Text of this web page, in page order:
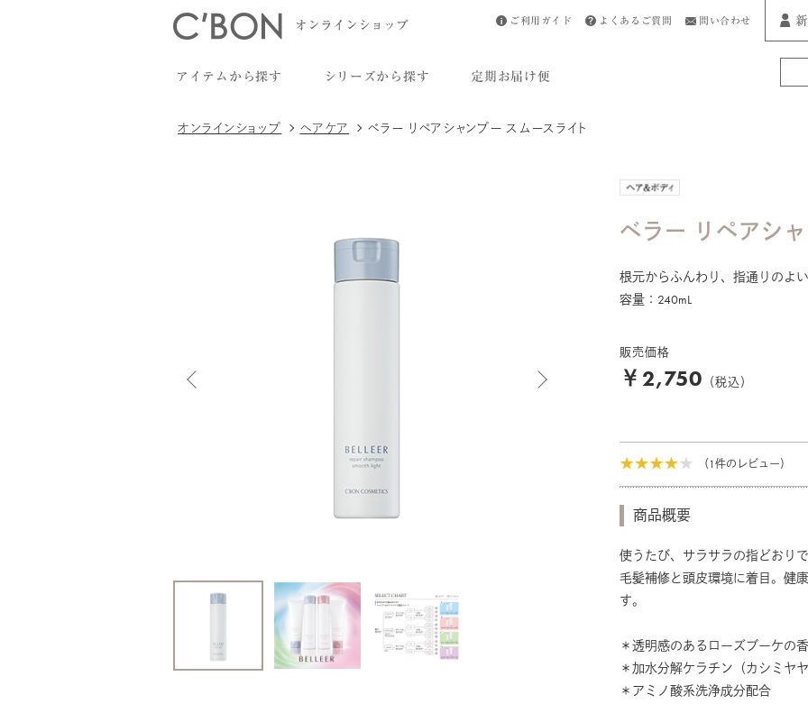
オンラインショップ ご利用ガイド よくあるご質問 問い合わせ
アイテムから探す シリーズから探す 定期お届け便
オンラインショップ ヘアケア ベラー リペアシャンプー スムースライト
ベラー リペアシ
根元からふんわり、指通りのよ
容量：240mL
販売価格
￥2,750 （税込）
（1件のレビュー）
商品概要
使うたび、サラサラの指どおり
毛髪補修と頭皮環境に着目。健
す。
＊透明感のあるローズブーケの
＊加水分解ケラチン（カシミヤ
＊アミノ酸系洗浄成分配合